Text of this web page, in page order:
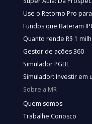
Use o Retorno Pro
Fundos que Bateram
Quanto rende R$ 1
Gestor de ações 360
Simulador PGBL
Simulador: Investir em
Sobre a MR
Quem somos
Trabalhe Conosco